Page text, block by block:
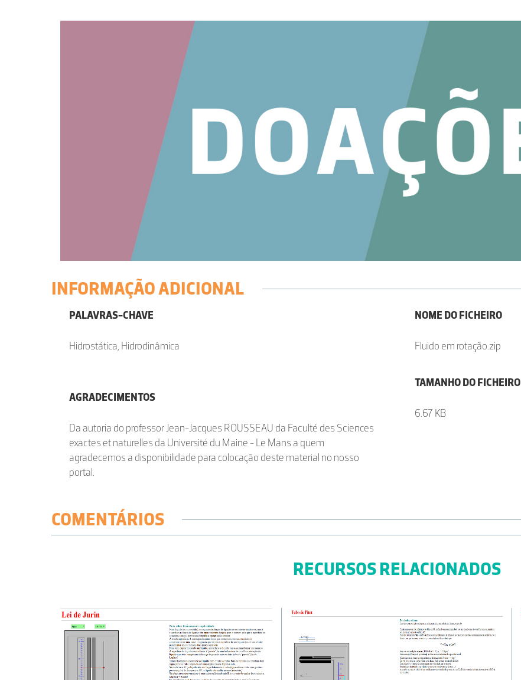
INFORMAÇÃO ADICIONAL
PALAVRAS-CHAVE
Hidrostática, Hidrodinâmica
AGRADECIMENTOS
Da autoria do professor Jean-Jacques ROUSSEAU da Faculté des Sciences
exactes et naturelles da Université du Maine - Le Mans a quem
agradecemos a disponibilidade para colocação deste material no nosso
portal.
NOME DO FICHEIRO
Fluido em rotação.zip
TAMANHO DO FICHEIRO
6.67 KB
COMENTÁRIOS
RECURSOS RELACIONADOS